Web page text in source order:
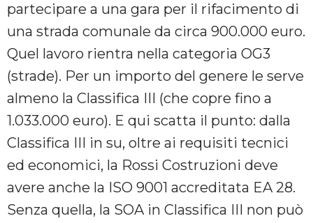
partecipare a una gara per il rifacimento di
una strada comunale da circa 900.000 euro.
Quel lavoro rientra nella categoria OG3
(strade). Per un importo del genere le serve
almeno la Classifica III (che copre fino a
1.033.000 euro). E qui scatta il punto: dalla
Classifica III in su, oltre ai requisiti tecnici
ed economici, la Rossi Costruzioni deve
avere anche la ISO 9001 accreditata EA 28.
Senza quella, la SOA in Classifica III non può